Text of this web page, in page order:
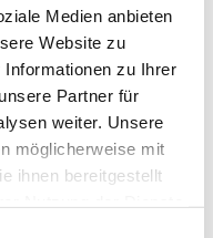
Medien anbieten
Website zu
zu Ihrer
Partner für
weiter. Unsere
möglicherweise mit
ihnen bereitgestellt